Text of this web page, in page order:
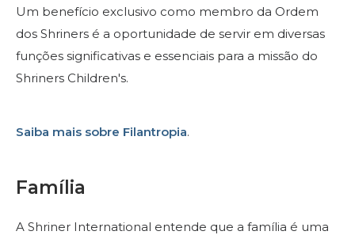
Um benefício exclusivo como membro da Ordem
dos Shriners é a oportunidade de servir em diversas
funções significativas e essenciais para a missão do
Shriners Children's.
Saiba mais sobre Filantropia.
Família
A Shriner International entende que a família é uma